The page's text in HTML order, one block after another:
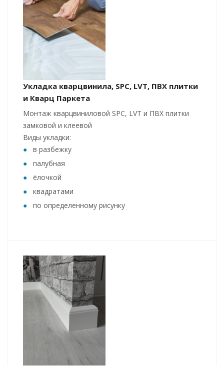
Укладка кварцвинила, SPC, LVT, ПВХ плитки
и Кварц Паркета
Монтаж кварцвиниловой SPC, LVT и ПВХ плитки
замковой и клеевой
Виды укладки:
в разбежку
палубная
ёлочкой
квадратами
по определенному рисунку